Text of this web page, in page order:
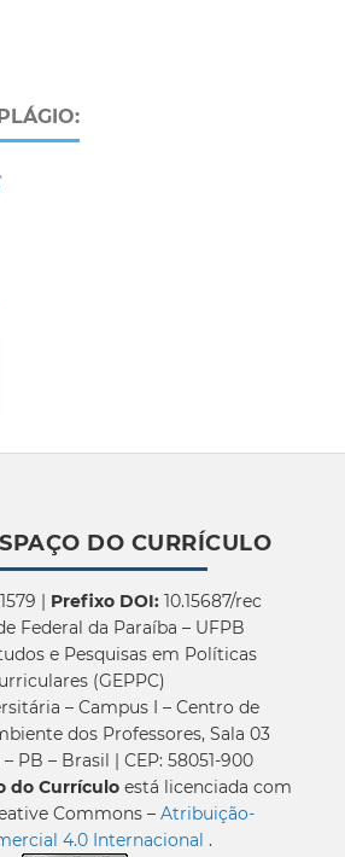
DO CURRÍCULO
| Prefixo DOI:10.15687/rec
Federal da Paraíba – UFPB
e Pesquisas em Políticas
(GEPPC)
– Campus I – Centro de
dos Professores, Sala 03
PB – Brasil | CEP: 58051-900
do Currículo está licenciada com
Commons – Atribuição-
4.0 Internacional .